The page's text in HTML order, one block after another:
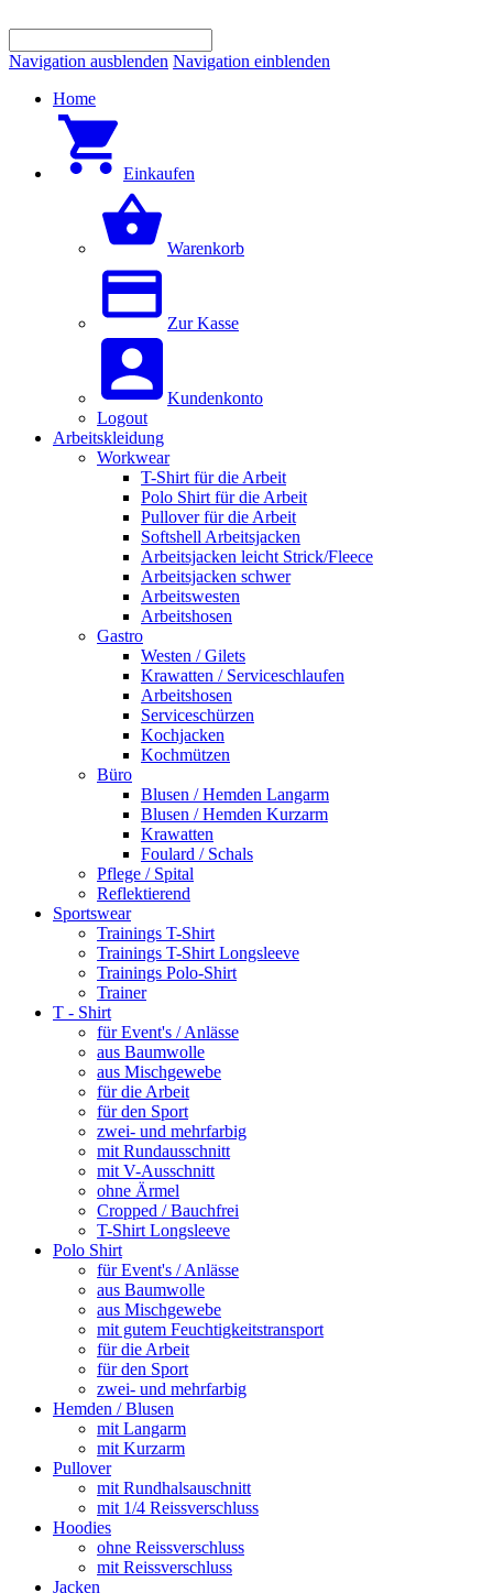
Navigation ausblenden Navigation einblenden
Home
Einkaufen
Warenkorb
Zur Kasse
Kundenkonto
Logout
Arbeitskleidung
Workwear
T-Shirt für die Arbeit
Polo Shirt für die Arbeit
Pullover für die Arbeit
Softshell Arbeitsjacken
Arbeitsjacken leicht Strick/Fleece
Arbeitsjacken schwer
Arbeitswesten
Arbeitshosen
Gastro
Westen / Gilets
Krawatten / Serviceschlaufen
Arbeitshosen
Serviceschürzen
Kochjacken
Kochmützen
Büro
Blusen / Hemden Langarm
Blusen / Hemden Kurzarm
Krawatten
Foulard / Schals
Pflege / Spital
Reflektierend
Sportswear
Trainings T-Shirt
Trainings T-Shirt Longsleeve
Trainings Polo-Shirt
Trainer
T - Shirt
für Event's / Anlässe
aus Baumwolle
aus Mischgewebe
für die Arbeit
für den Sport
zwei- und mehrfarbig
mit Rundausschnitt
mit V-Ausschnitt
ohne Ärmel
Cropped / Bauchfrei
T-Shirt Longsleeve
Polo Shirt
für Event's / Anlässe
aus Baumwolle
aus Mischgewebe
mit gutem Feuchtigkeitstransport
für die Arbeit
für den Sport
zwei- und mehrfarbig
Hemden / Blusen
mit Langarm
mit Kurzarm
Pullover
mit Rundhalsauschnitt
mit 1/4 Reissverschluss
Hoodies
ohne Reissverschluss
mit Reissverschluss
Jacken